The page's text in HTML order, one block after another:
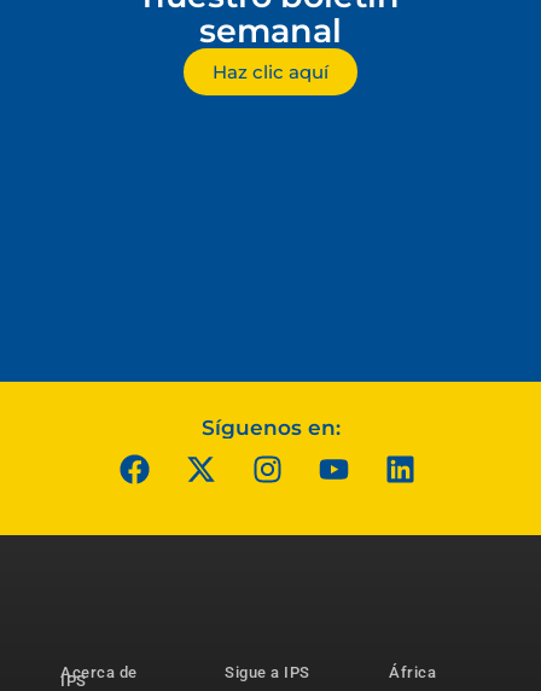
semanal
Haz clic aquí
Síguenos en:
Acerca de
IPS
Sigue a IPS
África